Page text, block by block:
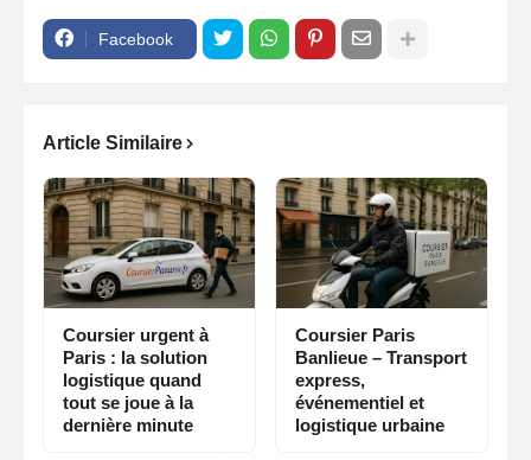
Facebook
Article Similaire
Coursier urgent à
Paris : la solution
logistique quand
tout se joue à la
dernière minute
Coursier Paris
Banlieue – Transport
express,
événementiel et
logistique urbaine